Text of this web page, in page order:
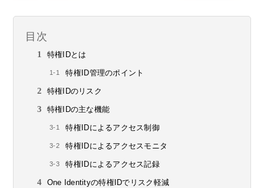
目次
特権IDとは
特権ID管理のポイント
特権IDのリスク
特権IDの主な機能
特権IDによるアクセス制御
特権IDによるアクセスモニタ
特権IDによるアクセス記録
One Identityの特権IDでリスク軽減